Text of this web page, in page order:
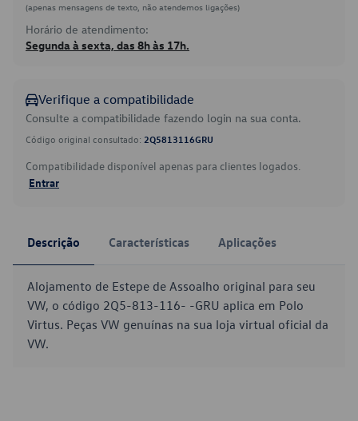
(apenas mensagens de texto, não atendemos ligações)
Horário de atendimento:
Segunda à sexta, das 8h às 17h.
Verifique a compatibilidade
Consulte a compatibilidade fazendo login na sua conta.
Código original consultado: 2Q5813116GRU
Compatibilidade disponível apenas para clientes logados.
Entrar
Descrição Características Aplicações
Alojamento de Estepe de Assoalho original para seu
VW, o código 2Q5-813-116- -GRU aplica em Polo
Virtus. Peças VW genuínas na sua loja virtual oficial da
VW.